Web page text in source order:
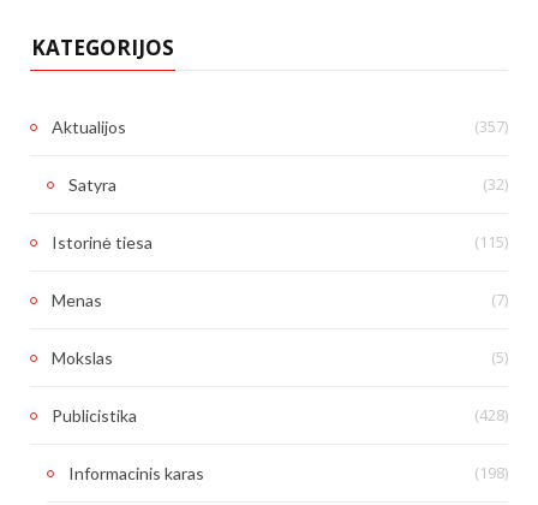
KATEGORIJOS
Aktualijos (357)
Satyra (32)
Istorinė tiesa (115)
Menas (7)
Mokslas (5)
Publicistika (428)
Informacinis karas (198)